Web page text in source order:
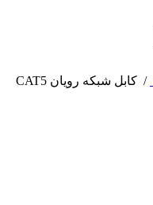
/
کابل شبکه رویان CAT5